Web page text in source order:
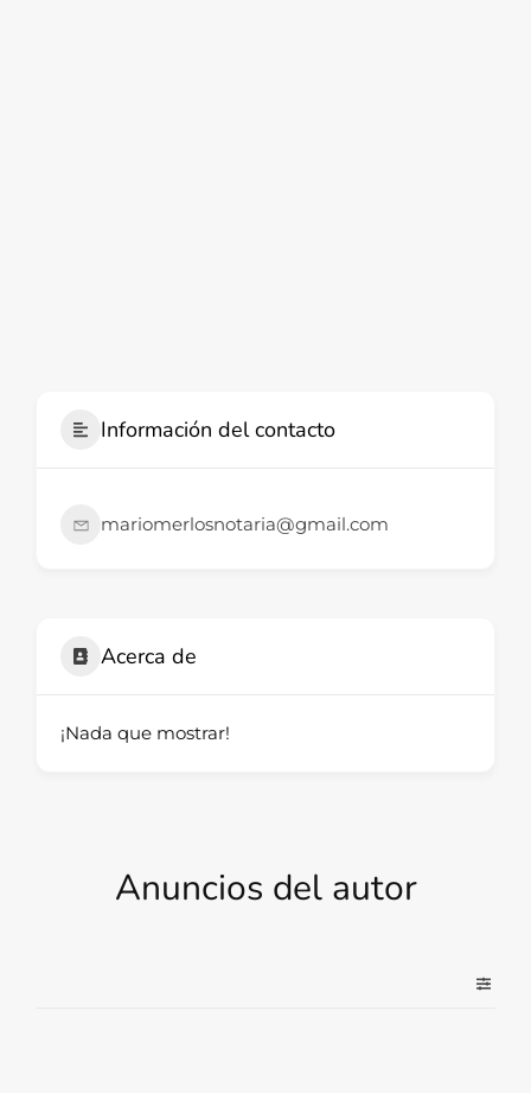
Información del contacto
mariomerlosnotaria@gmail.com
Acerca de
¡Nada que mostrar!
Anuncios del autor